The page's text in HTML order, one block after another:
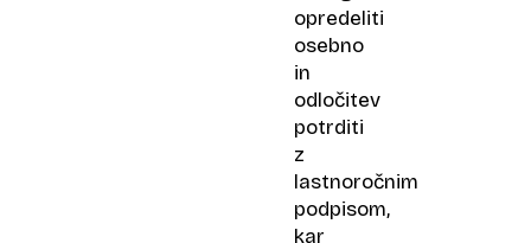
opredeliti
osebno
in
odločitev
potrditi
z
lastnoročnim
podpisom,
kar